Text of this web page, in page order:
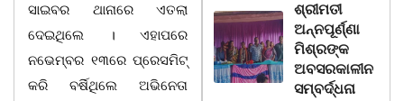
ସାଇବର ଥାନାରେ ଏତଲା
ଦେଇଥିଲେ । ଏହାପରେ
ନଭେମ୍ବର ୧୩ରେ ପ୍ରେସମିଟ୍
କରି ବର୍ଷିଥିଲେ ଅଭିନେତା
ଶ୍ରୀମତୀ
ଅନ୍ନପୂର୍ଣ୍ଣା
ମିଶ୍ରଙ୍କ
ଅବସରକାଳୀନ
ସମ୍ବର୍ଦ୍ଧନା